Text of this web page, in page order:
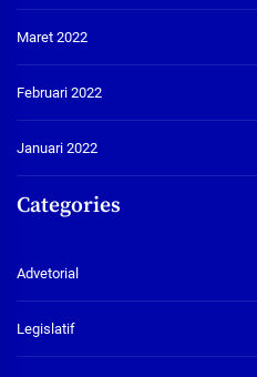
Maret 2022
Februari 2022
Januari 2022
Categories
Advetorial
Legislatif